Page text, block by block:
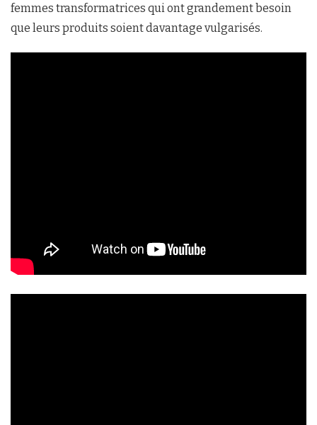
femmes transformatrices qui ont grandement besoin
que leurs produits soient davantage vulgarisés.